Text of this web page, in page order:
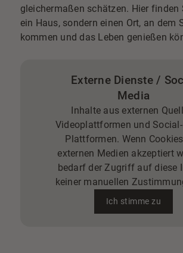
gleichermaßen schätzen. Hier finden
ein Haus, sondern einen Ort, an dem
kommen und das Leben genießen
Externe Dienste /
Media
Inhalte aus externen
Videoplattformen und
Plattformen. Wenn
externen Medien akzeptiert
bedarf der Zugriff auf diese
keiner manuellen
Ich stimme zu